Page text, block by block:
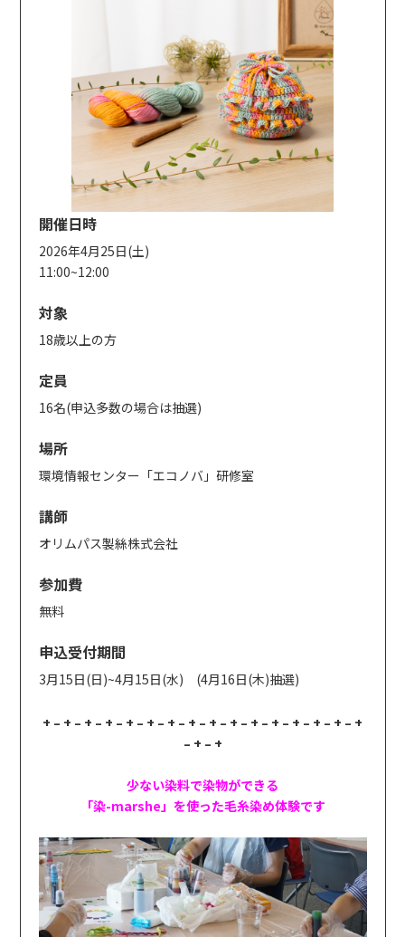
開催日時
2026年4月25日(土)
11:00~12:00
対象
18歳以上の方
定員
16名(申込多数の場合は抽選)
場所
環境情報センター「エコノバ」研修室
講師
オリムパス製絲株式会社
参加費
無料
申込受付期間
3月15日(日)~4月15日(水) (4月16日(木)抽選)
+ – + – + – + – + – + – + – + – + – + – + – + – + – + – + – +
– + – +
少ない染料で染物ができる
「染-marshe」を使った毛糸染め体験です